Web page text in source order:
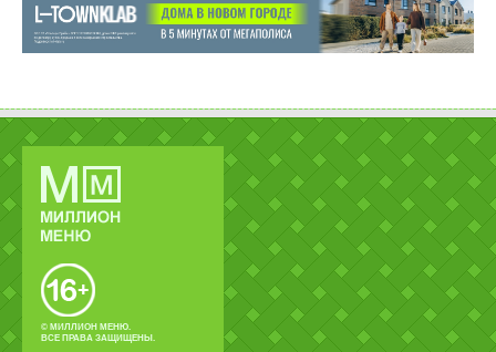
© МИЛЛИОН МЕНЮ.
ВСЕ ПРАВА ЗАЩИЩЕНЫ.